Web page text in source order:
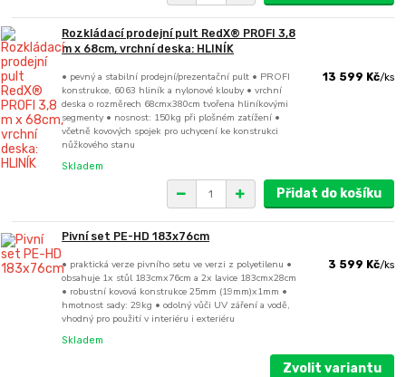
Rozkládací prodejní pult RedX® PROFI 3,8
m x 68cm, vrchní deska: HLINÍK
• pevný a stabilní prodejní/prezentační pult • PROFI
konstrukce, 6063 hliník a nylonové klouby • vrchní
deska o rozměrech 68cmx380cm tvořena hliníkovými
segmenty • nosnost: 150kg při plošném zatížení •
včetně kovových spojek pro uchycení ke konstrukci
nůžkového stanu
13 599 Kč/ks
Skladem
Přidat do košíku
Pivní set PE-HD 183x76cm
• praktická verze pivního setu ve verzi z polyetilenu •
obsahuje 1x stůl 183cmx76cm a 2x lavice 183cmx28cm
• robustní kovová konstrukce 25mm (19mm)x1mm •
hmotnost sady: 29kg • odolný vůči UV záření a vodě,
vhodný pro použití v interiéru i exteriéru
3 599 Kč/ks
Skladem
Zvolit variantu